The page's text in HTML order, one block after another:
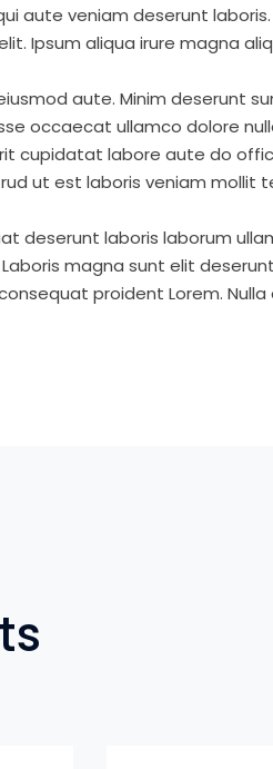
aute veniam deserunt
Ipsum aliqua irure magna
aute. Minim deserunt
occaecat ullamco dolore
cupidatat labore aute do
ut est laboris veniam mollit
deserunt laboris laborum
magna sunt elit
proident Lorem.